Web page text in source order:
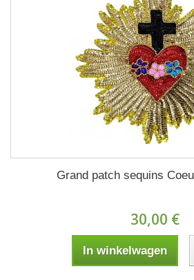
Grand patch sequins
30,00 €
In winkelwagen